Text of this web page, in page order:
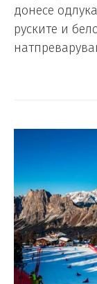
донесе
руските и